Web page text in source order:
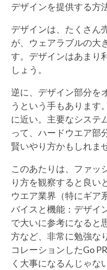
デザインを提供する方
デザインは、たくさん
が、ウェアラブルの大
す。デザインはあまり
しょう。
逆に、デザイン部分を
うという手もあります
に近い。主要なシステ
って、ハードウエア部
賢いやり方かもしれま
このあたりは、ファッ
り方を観察すると良い
ウエア業界（特にギア
バイスと機能：デザイ
で大いに参考になると
方など、非常に勉強な
コレーションしたGo
く大事になるんじゃな